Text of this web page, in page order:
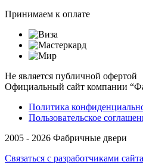
Принимаем к оплате
Не является публичной офертой
Официальный сайт компании
Политика
Пользовательское
2005 - 2026 Фабричные двери
Связаться с разработчиками сайта